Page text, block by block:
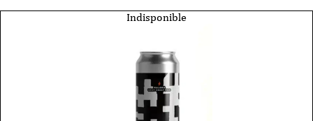
Indisponible